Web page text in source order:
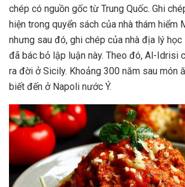
chép có nguồn gốc từ Trung Quốc. Ghi
hiện trong quyển sách của nhà thám hiểm
nhưng sau đó, ghi chép của nhà địa lý
đã bác bỏ lập luận này. Theo đó, Al-Idrisi
ra đời ở Sicily. Khoảng 300 năm sau món
biết đến ở Napoli nước Ý.